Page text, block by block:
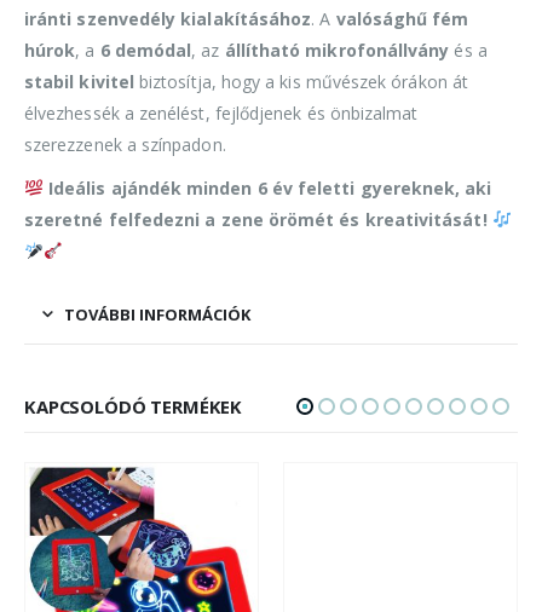
iránti szenvedély kialakításához. A valósághű fém
húrok, a 6 demódal, az állítható mikrofonállvány és a
stabil kivitel biztosítja, hogy a kis művészek órákon át
élvezhessék a zenélést, fejlődjenek és önbizalmat
szerezzenek a színpadon.
Ideális ajándék minden 6 év feletti gyereknek, aki
szeretné felfedezni a zene örömét és kreativitását!
TOVÁBBI INFORMÁCIÓK
KAPCSOLÓDÓ TERMÉKEK